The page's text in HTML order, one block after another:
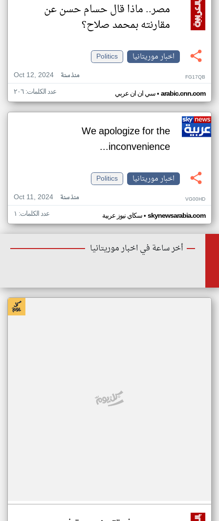
مصر.. ماذا قال حسام حسن عن
مقارنته بمحمد صلاح؟
اخبار موريتانيا
Politics
Oct 12, 2024
منذ سنة FG17QB
سي ان ان عربي• arabic.cnn.com عدد الكلمات: ٢٠٦
We apologize for the
inconvenience...
اخبار موريتانيا
Politics
Oct 11, 2024
منذ سنة VG00HD
سكاي نيوز عربية• skynewsarabia.com عدد الكلمات: ١
أخر ساعة في اخبار موريتانيا